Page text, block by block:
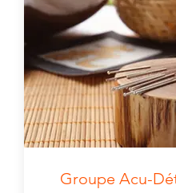
Groupe Acu-